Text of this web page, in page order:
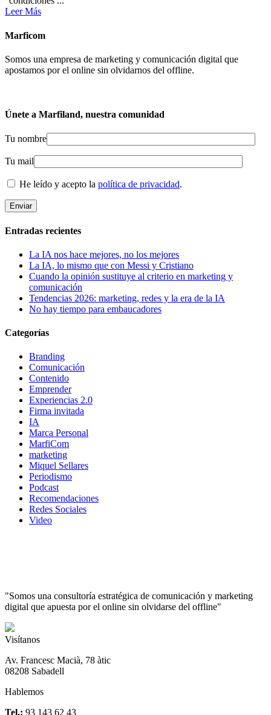
Leer Más
Marficom
Somos una empresa de marketing y comunicación digital que
apostamos por el online sin olvidarnos del offline.
Únete a Marfiland, nuestra comunidad
Tu nombre
Tu mail
He leído y acepto la política de privacidad.
Entradas recientes
La IA nos hace mejores, no los mejores
La IA, lo mismo que con Messi y Cristiano
Cuando la opinión sustituye al criterio en marketing y
comunicación
Tendencias 2026: marketing, redes y la era de la IA
No hay tiempo para embaucadores
Categorías
Branding
Comunicación
Contenido
Emprender
Experiencias 2.0
Firma invitada
IA
Marca Personal
MarfiCom
marketing
Miquel Sellares
Periodismo
Podcast
Recomendaciones
Redes Sociales
Video
"Somos una consultoría estratégica de comunicación y marketing
digital que apuesta por el online sin olvidarse del offline"
Visítanos
Av. Francesc Macià, 78 àtic
08208 Sabadell
Hablemos
Tel.: 93 143 62 43